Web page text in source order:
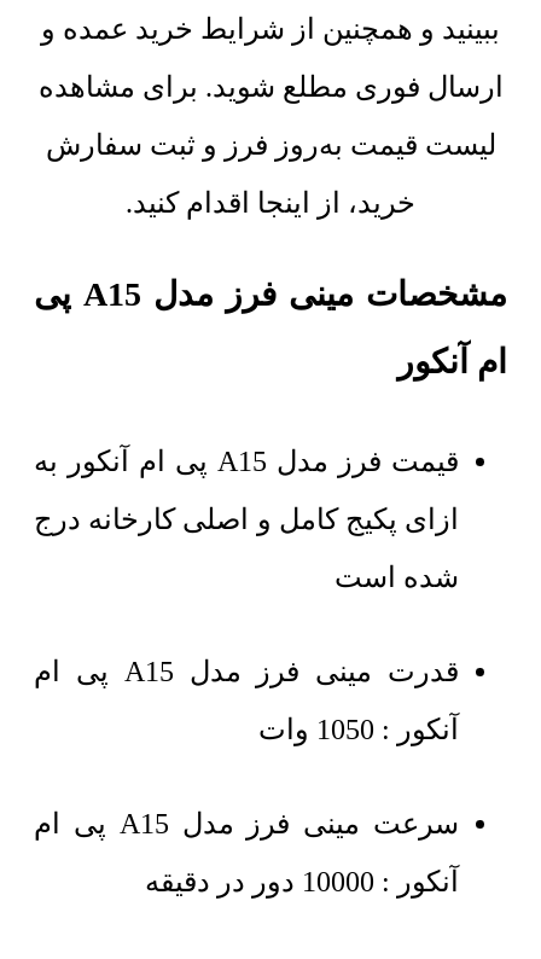
ببینید و همچنین از شرایط خرید عمده و
ارسال فوری مطلع شوید. برای مشاهده
لیست قیمت به‌روز فرز و ثبت سفارش
خرید، از اینجا اقدام کنید.
مشخصات مینی فرز مدل A15 پی
ام آنکور
قیمت فرز مدل A15 پی ام آنکور
به
ازای پکیج کامل و اصلی کارخانه درج
شده است
قدرت مینی فرز مدل A15 پی ام
آنکور : 1050 وات
سرعت مینی فرز مدل A15 پی ام
آنکور : 10000 دور در دقیقه